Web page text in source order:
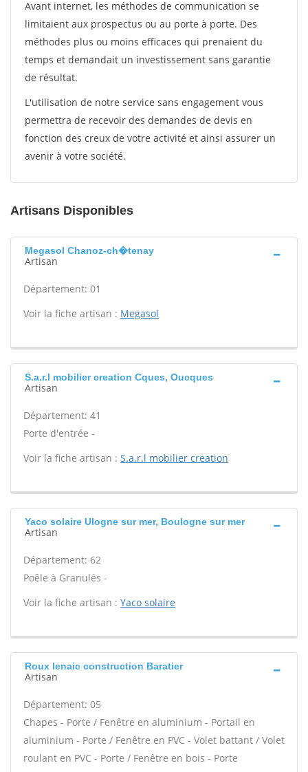
Avant internet, les méthodes de communication se
limitaient aux prospectus ou au porte à porte. Des
méthodes plus ou moins efficaces qui prenaient du
temps et demandait un investissement sans garantie
de résultat.
L'utilisation de notre service sans engagement vous
permettra de recevoir des demandes de devis en
fonction des creux de votre activité et ainsi assurer un
avenir à votre société.
Artisans Disponibles
Megasol Chanoz-ch�tenay
Artisan
Département: 01
Voir la fiche artisan : Megasol
S.a.r.l mobilier creation Cques, Oucques
Artisan
Département: 41
Porte d'entrée -
Voir la fiche artisan : S.a.r.l mobilier creation
Yaco solaire Ulogne sur mer, Boulogne sur mer
Artisan
Département: 62
Poêle à Granulés -
Voir la fiche artisan : Yaco solaire
Roux lenaic construction Baratier
Artisan
Département: 05
Chapes - Porte / Fenêtre en aluminium - Portail en
aluminium - Porte / Fenêtre en PVC - Volet battant / Volet
roulant en PVC - Porte / Fenêtre en bois - Porte